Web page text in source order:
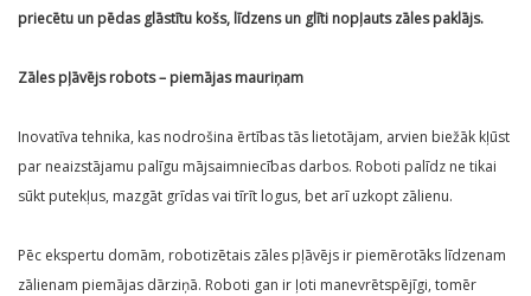
priecētu un pēdas glāstītu košs, līdzens un glīti nopļauts zāles paklājs.
Zāles pļāvējs robots – piemājas mauriņam
Inovatīva tehnika, kas nodrošina ērtības tās lietotājam, arvien biežāk kļūst
par neaizstājamu palīgu mājsaimniecības darbos. Roboti palīdz ne tikai
sūkt putekļus, mazgāt grīdas vai tīrīt logus, bet arī uzkopt zālienu.
Pēc ekspertu domām, robotizētais zāles pļāvējs ir piemērotāks līdzenam
zālienam piemājas dārziņā. Roboti gan ir ļoti manevrētspējīgi, tomēr